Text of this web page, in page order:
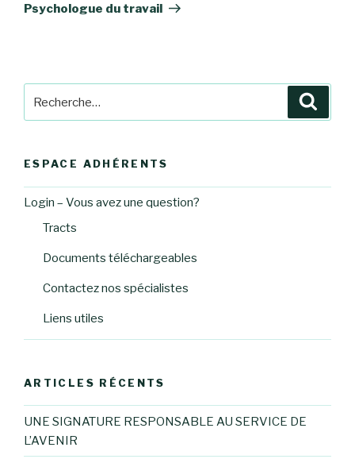
suivant
Psychologue du travail
ESPACE ADHÉRENTS
Login – Vous avez une question?
Tracts
Documents téléchargeables
Contactez nos spécialistes
Liens utiles
ARTICLES RÉCENTS
UNE SIGNATURE RESPONSABLE AU SERVICE DE
L’AVENIR